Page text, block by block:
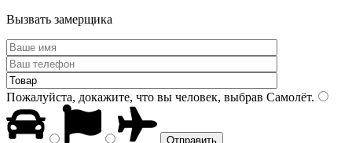
Вызвать замерщика
Пожалуйста, докажите, что вы человек, выбрав Самолёт.